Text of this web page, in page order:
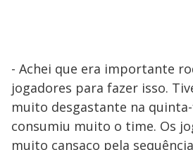
- Achei que era importante
jogadores para fazer isso.
muito desgastante na
consumiu muito o time. Os
muito cansaço pela